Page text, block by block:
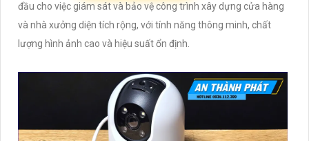
đầu cho việc giám sát và bảo vệ công trình xây dựng cửa hàng
và nhà xưởng diện tích rộng, với tính năng thông minh, chất
lượng hình ảnh cao và hiệu suất ổn định.